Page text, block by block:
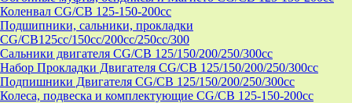
Коленвал CG/CB 125-150-200cc
Подшипники, сальники, прокладки
CG/CB125сс/150cc/200cc/250cc/300
Сальники двигателя CG/CB 125/150/200/250/300cc
Набор Прокладки Двигателя CG/CB 125/150/200/250/300cc
Подпишники Двигателя CG/CB 125/150/200/250/300cc
Колеса, подвеска и комплектующие CG/CB 125-150-200cc